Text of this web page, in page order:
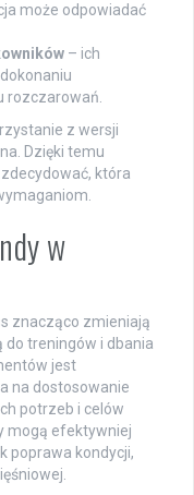
może odpowiadać
– ich
rozczarowań.
z wersji
Dzięki temu
która
w
znacząco zmieniają
do treningów i dbania
jest
na dostosowanie
potrzeb i celów
mogą efektywniej
poprawa kondycji,